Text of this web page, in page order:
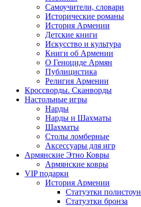
Самоучители, словари
Исторические романы
История Армении
Детские книги
Иcкусство и культура
Книги об Армении
О Геноциде Армян
Публицистика
Религия Армении
Кроссворды. Сканворды
Настольные игры
Нарды
Нарды и Шахматы
Шахматы
Столы ломберные
Аксессуары для игр
Армянские Этно Ковры
Армянские ковры
VIP подарки
История Армении
Статуэтки полистоун
Статуэтки бронза